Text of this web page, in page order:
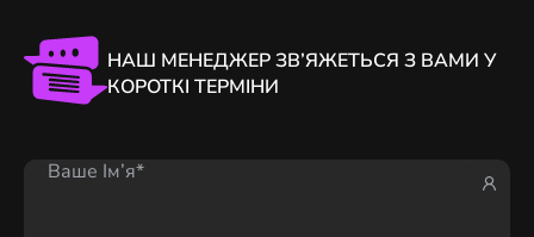
НАШ МЕНЕДЖЕР ЗВ’ЯЖЕТЬСЯ З ВАМИ У
КОРОТКІ ТЕРМІНИ